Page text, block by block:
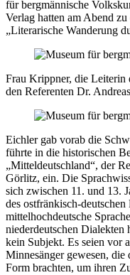
für bergmännische
Verlag hatten am Abend
„Literarische Wanderung
Frau Krippner, die Leiterin
den Referenten Dr.
Eichler gab vorab die
führte in die historischen
„Mitteldeutschland“, der
Görlitz, ein. Die
sich zwischen 11. und 13.
des ostfränkisch-
mittelhochdeutsche
niederdeutschen Dialekten
kein Subjekt. Es seien vor
Minnesänger gewesen, die
Form brachten, um ihren